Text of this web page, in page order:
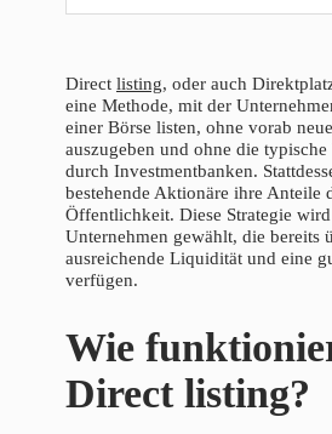
Direct listing, oder auch
eine Methode, mit der
einer Börse listen, ohne vorab
auszugeben und ohne die
durch Investmentbanken.
bestehende Aktionäre ihre Anteile
Öffentlichkeit. Diese Strategie
Unternehmen gewählt, die bereits
ausreichende Liquidität und eine
verfügen.
Wie
Direct listing?